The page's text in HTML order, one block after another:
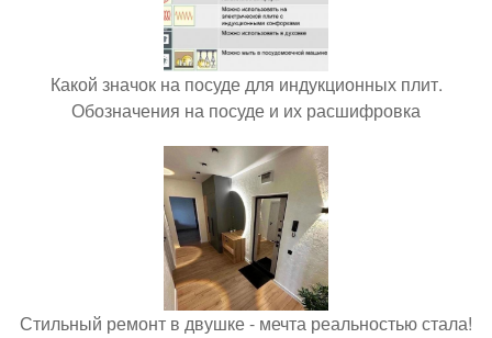
Какой значок на посуде для индукционных плит.
Обозначения на посуде и их расшифровка
Стильный ремонт в двушке - мечта реальностью стала!